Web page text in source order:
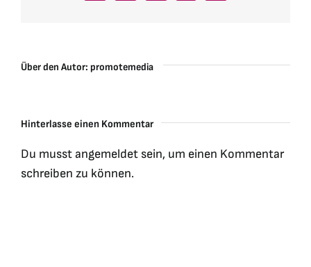
Über den Autor: promotemedia
Hinterlasse einen Kommentar
Du musstangemeldet sein, um einen Kommentar
schreiben zu können.